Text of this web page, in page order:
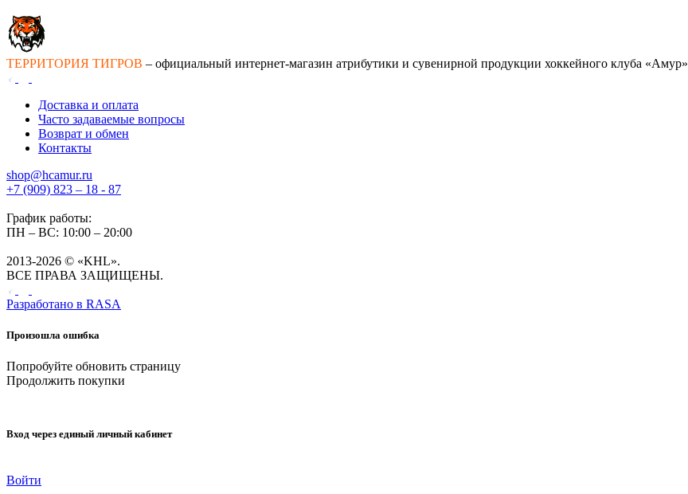
ТЕРРИТОРИЯ ТИГРОВ – официальный интернет-магазин атрибутики и сувенирной продукции хоккейного клуба «Амур»
Доставка и оплата
Часто задаваемые вопросы
Возврат и обмен
Контакты
shop@hcamur.ru
+7 (909) 823 – 18 - 87
График работы:
ПН – ВС: 10:00 – 20:00
2013-2026 © «KHL».
ВСЕ ПРАВА ЗАЩИЩЕНЫ.
Разработано в RASA
Произошла ошибка
Попробуйте обновить страницу
Продолжить покупки
Вход через единый личный кабинет
Войти